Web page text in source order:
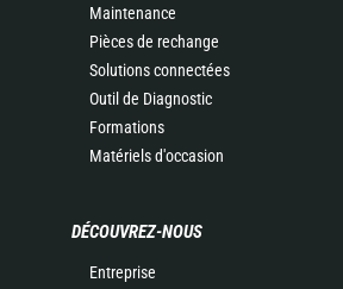
Maintenance
Pièces de rechange
Solutions connectées
Outil de Diagnostic
Formations
Matériels d'occasion
DÉCOUVREZ-NOUS
Entreprise